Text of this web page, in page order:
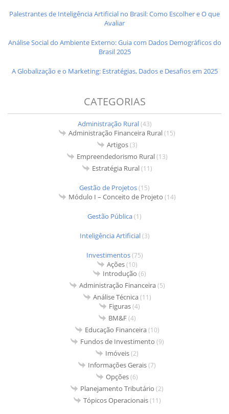
Palestrantes de Inteligência Artificial no Brasil: Como Escolher e O que
Avaliar
Análise Social do Ambiente Externo: Guia com Dados Demográficos do
Brasil 2025
A Globalização e o Marketing: Estratégias, Dados e Desafios em 2025
CATEGORIAS
Administração Rural(43)
Administração Financeira Rural(15)
Artigos(3)
Empreendedorismo Rural(13)
Estratégia Rural(11)
Gestão de Projetos(15)
Módulo I – Conceito de Projeto (14)
Gestão Pública(1)
Inteligência Artificial(3)
Investimentos(75)
Ações(10)
Introdução (6)
Administração Financeira(5)
Análise Técnica(11)
Figuras(4)
BM&F(4)
Educação Financeira(10)
Fundos de Investimento (9)
Imóveis(2)
Informações Gerais(7)
Opções(6)
Planejamento Tributário (2)
Tópicos Operacionais(11)